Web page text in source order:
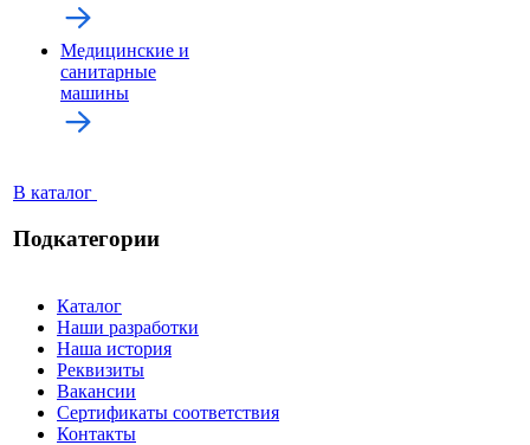
Медицинские и
санитарные
машины
В каталог
Подкатегории
Каталог
Наши разработки
Наша история
Реквизиты
Вакансии
Сертификаты соответствия
Контакты